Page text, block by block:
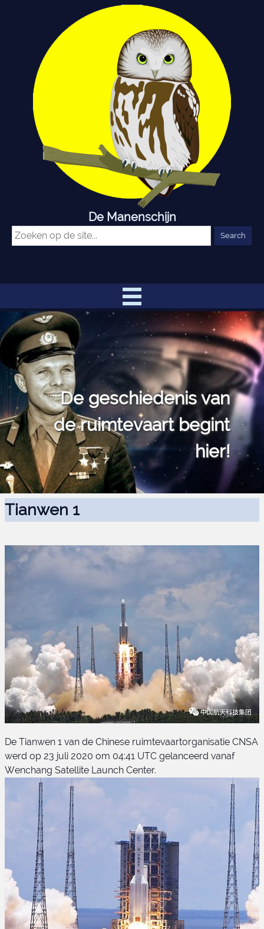
Tianwen 1
De Tianwen 1 van de Chinese ruimtevaartorganisatie CNSA
werd op 23 juli 2020 om 04:41 UTC gelanceerd vanaf
Wenchang Satellite Launch Center.
De Manenschijn
De geschiedenis van
de ruimtevaart begint
hier!